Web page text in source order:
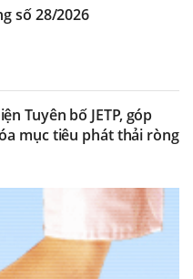
số 28/2026
Tuyên bố JETP, góp
mục tiêu phát thải ròng